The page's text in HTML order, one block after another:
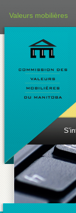
Valeurs mobilières